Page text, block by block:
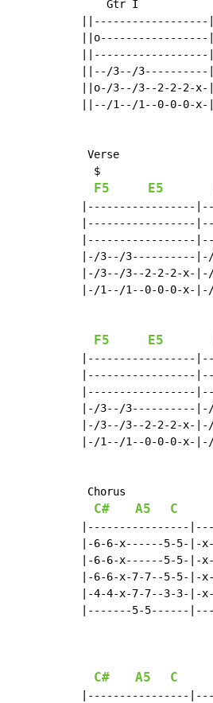
    Gtr I
||--/3--/
||o-/3--/3--2-2-2-
||--/1--/1--0-0-0-
Verse
  $
F5 E5
|-----------------
|-----------------
|-----------------
|-/3--/3----------
|-/3--/3--2-2-2-x-
|-/1--/1--0-0-0-x-
F5 E5
|-----------------
|-----------------
|-----------------
|-/3--/3----------
|-/3--/3--2-2-2-x-
|-/1--/1--0-0-0-x-
Chorus
C# A5 C
|----------------
|-6-6-x------5-5-
|-6-6-x------5-5-
|-6-6-x-7-7--5-5-|-
|-4-4-x-7-7--3-3-|-
|-------5-5------
C# A5 C
|----------------